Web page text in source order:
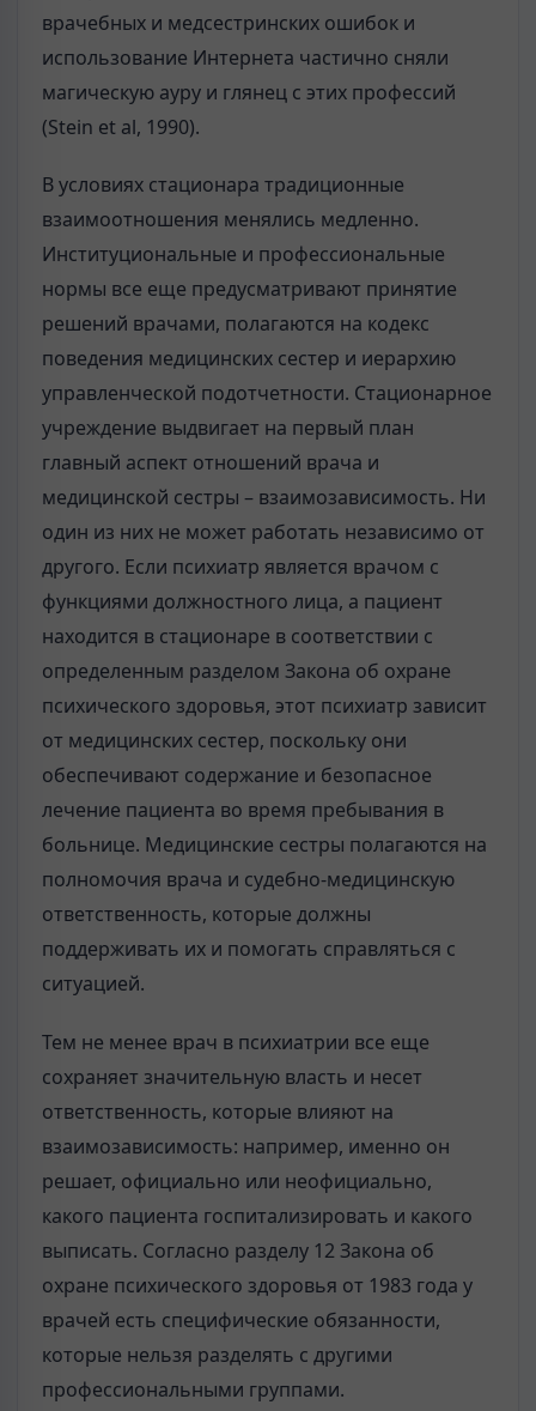
врачебных и медсестринских ошибок и
использование Интернета частично сняли
магическую ауру и глянец с этих профессий
(Stein et al, 1990).
В условиях стационара традиционные
взаимоотношения менялись медленно.
Институциональные и профессиональные
нормы все еще предусматривают принятие
решений врачами, полагаются на кодекс
поведения медицинских сестер и иерархию
управленческой подотчетности. Стационарное
учреждение выдвигает на первый план
главный аспект отношений врача и
медицинской сестры – взаимозависимость. Ни
один из них не может работать независимо от
другого. Если психиатр является врачом с
функциями должностного лица, а пациент
находится в стационаре в соответствии с
определенным разделом Закона об охране
психического здоровья, этот психиатр зависит
от медицинских сестер, поскольку они
обеспечивают содержание и безопасное
лечение пациента во время пребывания в
больнице. Медицинские сестры полагаются на
полномочия врача и судебно-медицинскую
ответственность, которые должны
поддерживать их и помогать справляться с
ситуацией.
Тем не менее врач в психиатрии все еще
сохраняет значительную власть и несет
ответственность, которые влияют на
взаимозависимость: например, именно он
решает, официально или неофициально,
какого пациента госпитализировать и какого
выписать. Согласно разделу 12 Закона об
охране психического здоровья от 1983 года у
врачей есть специфические обязанности,
которые нельзя разделять с другими
профессиональными группами.